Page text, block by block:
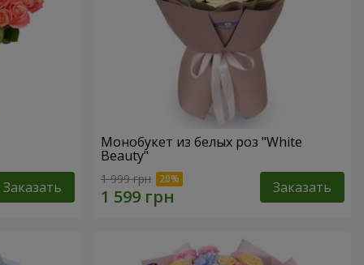
Заказать
Монобукет из белых роз "White
Beauty"
1 999 грн Заказать